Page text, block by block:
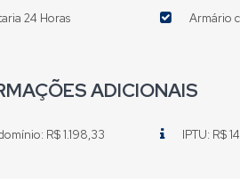
24 Horas Armário
ADICIONAIS
R$ 1.198,33 IPTU: R$